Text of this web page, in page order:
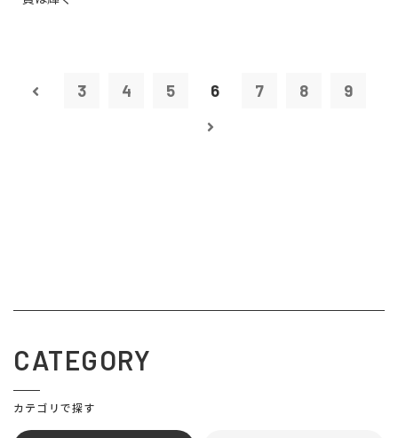
3 4 5 6 7 8 9
CATEGORY
カテゴリで探す